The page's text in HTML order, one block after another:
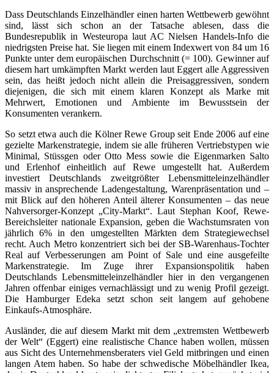
Dass Deutschlands Einzelhändler einen harten Wettbewerb gewöhnt
sind, lässt sich schon an der Tatsache ablesen, dass die
Bundesrepublik in Westeuropa laut AC Nielsen Handels-Info die
niedrigsten Preise hat. Sie liegen mit einem Indexwert von 84 um 16
Punkte unter dem europäischen Durchschnitt (= 100). Gewinner auf
diesem hart umkämpften Markt werden laut Eggert alle Aggressiven
sein, das heißt jedoch nicht allein die Preisaggressiven, sondern
diejenigen, die sich mit einem klaren Konzept als Marke mit
Mehrwert, Emotionen und Ambiente im Bewusstsein der
Konsumenten verankern.
So setzt etwa auch die Kölner Rewe Group seit Ende 2006 auf eine
gezielte Markenstrategie, indem sie alle früheren Vertriebstypen wie
Minimal, Stüssgen oder Otto Mess sowie die Eigenmarken Salto
und Erlenhof einheitlich auf Rewe umgestellt hat. Außerdem
investiert Deutschlands zweitgrößter Lebensmitteleinzelhändler
massiv in ansprechende Ladengestaltung, Warenpräsentation und –
mit Blick auf den höheren Anteil älterer Konsumenten – das neue
Nahversorger-Konzept „City-Markt“. Laut Stephan Koof, Rewe-
Bereichsleiter nationale Expansion, geben die Wachstumsraten von
jährlich 6% in den umgestellten Märkten dem Strategiewechsel
recht. Auch Metro konzentriert sich bei der SB-Warenhaus-Tochter
Real auf Verbesserungen am Point of Sale und eine ausgefeilte
Markenstrategie. Im Zuge ihrer Expansionspolitik haben
Deutschlands Lebensmitteleinzelhändler hier in den vergangenen
Jahren offenbar einiges vernachlässigt und zu wenig Profil gezeigt.
Die Hamburger Edeka setzt schon seit langem auf gehobene
Einkaufs-Atmosphäre.
Ausländer, die auf diesem Markt mit dem „extremsten Wettbewerb
der Welt“ (Eggert) eine realistische Chance haben wollen, müssen
aus Sicht des Unternehmensberaters viel Geld mitbringen und einen
langen Atem haben. So habe der schwedische Möbelhändler Ikea,